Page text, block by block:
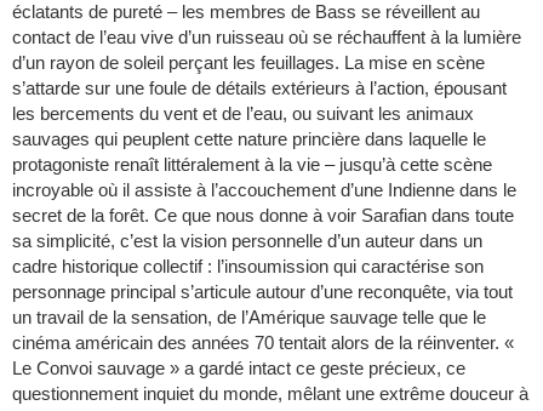
éclatants de pureté – les membres de Bass se réveillent au
contact de l’eau vive d’un ruisseau où se réchauffent à la lumière
d’un rayon de soleil perçant les feuillages. La mise en scène
s’attarde sur une foule de détails extérieurs à l’action, épousant
les bercements du vent et de l’eau, ou suivant les animaux
sauvages qui peuplent cette nature princière dans laquelle le
protagoniste renaît littéralement à la vie – jusqu’à cette scène
incroyable où il assiste à l’accouchement d’une Indienne dans le
secret de la forêt. Ce que nous donne à voir Sarafian dans toute
sa simplicité, c’est la vision personnelle d’un auteur dans un
cadre historique collectif : l’insoumission qui caractérise son
personnage principal s’articule autour d’une reconquête, via tout
un travail de la sensation, de l’Amérique sauvage telle que le
cinéma américain des années 70 tentait alors de la réinventer. «
Le Convoi sauvage » a gardé intact ce geste précieux, ce
questionnement inquiet du monde, mêlant une extrême douceur à